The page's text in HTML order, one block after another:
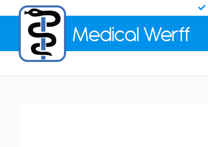
MedicalWerff